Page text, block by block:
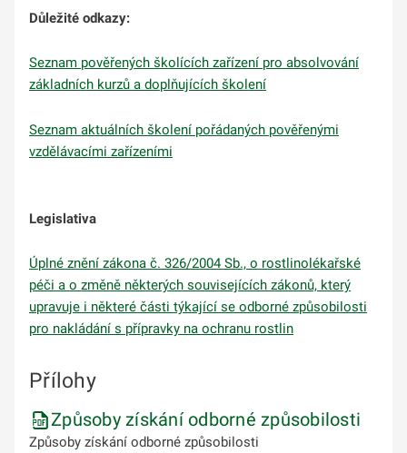
Důležité odkazy:
Seznam pověřených školících zařízení pro absolvování
základních kurzů a doplňujících školení
Seznam aktuálních školení pořádaných pověřenými
vzdělávacími zařízeními
Legislativa
Úplné znění zákona č. 326/2004 Sb., o rostlinolékařské
péči a o změně některých souvisejících zákonů, který
upravuje i některé části týkající se odborné způsobilosti
pro nakládání s přípravky na ochranu rostlin
Přílohy
Způsoby získání odborné způsobilosti
Způsoby získání odborné způsobilosti